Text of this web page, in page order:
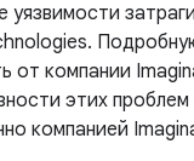
уязвимости
от компании
этих
компанией